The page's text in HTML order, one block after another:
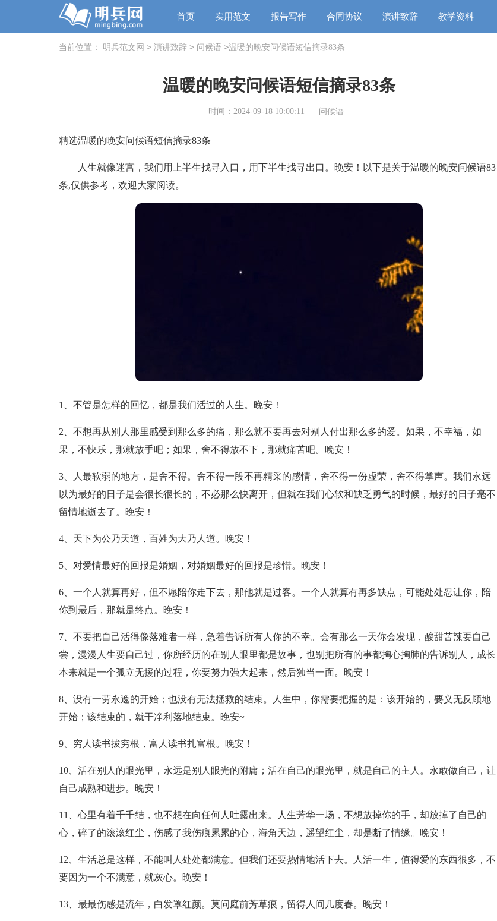
首页 实用范文 报告写作 合同协议 演讲致辞 教学资料
当前位置： 明兵范文网 > 演讲致辞 > 问候语 >温暖的晚安问候语短信摘录83条
温暖的晚安问候语短信摘录83条
时间：2024-09-18 10:00:11 问候语
精选温暖的晚安问候语短信摘录83条
人生就像迷宫，我们用上半生找寻入口，用下半生找寻出口。晚安！以下是关于温暖的晚安问候语83
条,仅供参考，欢迎大家阅读。
1、不管是怎样的回忆，都是我们活过的人生。晚安！
2、不想再从别人那里感受到那么多的痛，那么就不要再去对别人付出那么多的爱。如果，不幸福，如
果，不快乐，那就放手吧；如果，舍不得放不下，那就痛苦吧。晚安！
3、人最软弱的地方，是舍不得。舍不得一段不再精采的感情，舍不得一份虚荣，舍不得掌声。我们永远
以为最好的日子是会很长很长的，不必那么快离开，但就在我们心软和缺乏勇气的时候，最好的日子毫不
留情地逝去了。晚安！
4、天下为公乃天道，百姓为大乃人道。晚安！
5、对爱情最好的回报是婚姻，对婚姻最好的回报是珍惜。晚安！
6、一个人就算再好，但不愿陪你走下去，那他就是过客。一个人就算有再多缺点，可能处处忍让你，陪
你到最后，那就是终点。晚安！
7、不要把自己活得像落难者一样，急着告诉所有人你的不幸。会有那么一天你会发现，酸甜苦辣要自己
尝，漫漫人生要自己过，你所经历的在别人眼里都是故事，也别把所有的事都掏心掏肺的告诉别人，成长
本来就是一个孤立无援的过程，你要努力强大起来，然后独当一面。晚安！
8、没有一劳永逸的开始；也没有无法拯救的结束。人生中，你需要把握的是：该开始的，要义无反顾地
开始；该结束的，就干净利落地结束。晚安~
9、穷人读书拔穷根，富人读书扎富根。晚安！
10、活在别人的眼光里，永远是别人眼光的附庸；活在自己的眼光里，就是自己的主人。永敢做自己，让
自己成熟和进步。晚安！
11、心里有着千千结，也不想在向任何人吐露出来。人生芳华一场，不想放掉你的手，却放掉了自己的
心，碎了的滚滚红尘，伤感了我伤痕累累的心，海角天边，遥望红尘，却是断了情缘。晚安！
12、生活总是这样，不能叫人处处都满意。但我们还要热情地活下去。人活一生，值得爱的东西很多，不
要因为一个不满意，就灰心。晚安！
13、最最伤感是流年，白发罩红颜。莫问庭前芳草痕，留得人间几度春。晚安！